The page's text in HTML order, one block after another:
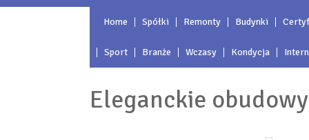
Home Spółki Remonty Budynki
Sport Branże Wczasy Kondycja
Eleganckie